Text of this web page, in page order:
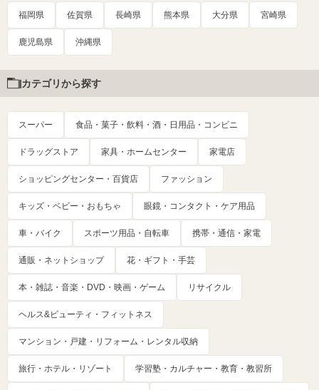
福岡県 佐賀県 長崎県 熊本県 大分県 宮崎県
鹿児島県 沖縄県
カテゴリから探す
スーパー 食品・菓子・飲料・酒・日用品・コンビニ
ドラッグストア 家具・ホームセンター 家電店
ショッピングセンター・百貨店 ファッション
キッズ・ベビー・おもちゃ 眼鏡・コンタクト・ケア用品
車・バイク スポーツ用品・自転車 携帯・通信・家電
通販・ネットショップ 花・ギフト・手芸
本・雑誌・音楽・DVD・映画・ゲーム リサイクル
ヘルス&ビューティ・フィットネス
マンション・戸建・リフォーム・レンタル収納
旅行・ホテル・リゾート 学習塾・カルチャー・教育・教習所